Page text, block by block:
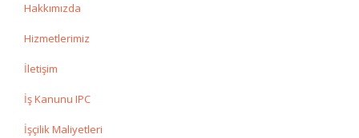
Hakkımızda
Hizmetlerimiz
İletişim
İş Kanunu IPC
İşçilik Maliyetleri